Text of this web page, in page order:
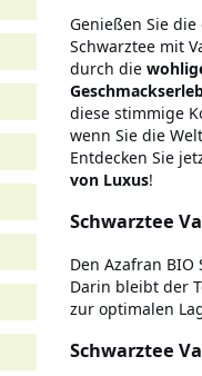
Genießen Sie
Schwarztee mit
durch die
diese stimmige
wenn Sie die
Entdecken Sie
von Luxus!
Schwarztee
Den Azafran
Darin bleibt der
zur optimalen
Schwarztee